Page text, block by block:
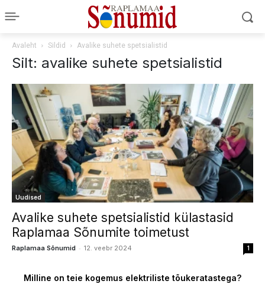
Avaleht Sildid Avalike suhete spetsialistid
Silt: avalike suhete spetsialistid
Uudised
Avalike suhete spetsialistid külastasid
Raplamaa Sõnumite toimetust
Raplamaa Sõnumid - 12. veebr 2024 1
Milline on teie kogemus elektriliste tõukeratastega?